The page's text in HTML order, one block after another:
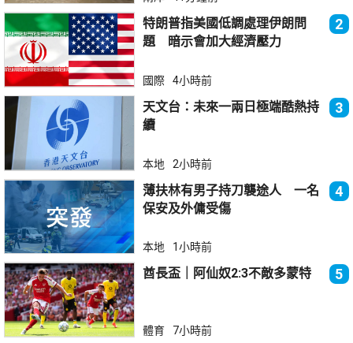
特朗普指美國低調處理伊朗問
題 暗示會加大經濟壓力
2
國際 4小時前
天文台：未來一兩日極端酷熱持
續
3
本地 2小時前
薄扶林有男子持刀襲途人 一名
保安及外傭受傷
4
本地 1小時前
酋長盃｜阿仙奴2:3不敵多蒙特 5
體育 7小時前